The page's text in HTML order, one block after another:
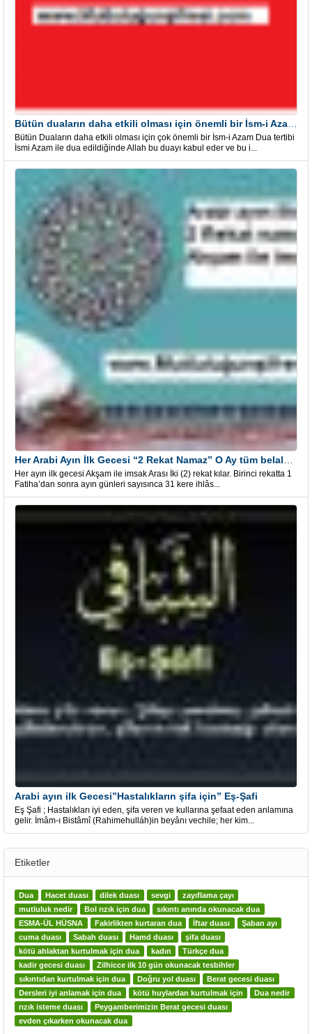
Bütün Duaların daha etkili olması için çok önemli bir İsm-i Azam Dua tertibi
İsmi Azam ile dua edildiğinde Allah bu duayı kabul eder ve bu i...
Her ayın ilk gecesi Akşam ile imsak Arası İki (2) rekat kılar. Birinci rekatta 1
Fatiha’dan sonra ayın günleri sayısınca 31 kere ihlâs...
Arabi ayın ilk Gecesi”Hastalıkların şifa için” Eş-Şafi
Eş Şafi ; Hastalıkları iyi eden, şifa veren ve kullarına şefaat eden anlamına
gelir. İmâm-ı Bistâmî (Rahimehulláh)in beyânı vechile; her kim...
Etiketler
Dua Hacet duası dilek duası sevgi
zayıflama çayı
mutluluk nedir
Bol rızık için dua
sıkıntı anında okunacak dua
ESMA-ÜL HÜSNA
Fakirlikten kurtaran dua İftar duası
Şaban ayı
cuma duası
Sabah duası Hamd duası
şifa duası
kötü ahlaktan kurtulmak için dua
kadın
Türkçe dua
kadir gecesi duası
Zilhicce ilk 10 gün okunacak tesbihler
sıkıntıdan kurtulmak için dua
Doğru yol duası
Berat gecesi duası
Dersleri iyi anlamak için dua
kötü huylardan kurtulmak için
Dua nedir
rızık isteme duası
Peygamberimizin Berat gecesi duası
evden çıkarken okunacak dua